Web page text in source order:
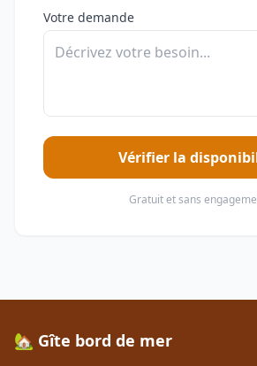
Votre demande
Vérifier la
Gratuit et sans
🏡 Gîte bord de mer